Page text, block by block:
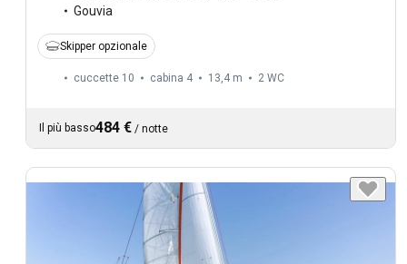
Gouvia
Skipper opzionale
cuccette 10 cabina 4 13,4 m 2 WC
Il più basso484 € / notte